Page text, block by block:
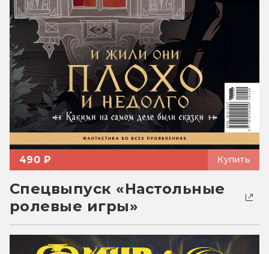
490 ₽ Купить
Спецвыпуск «Настольные
ролевые игры»